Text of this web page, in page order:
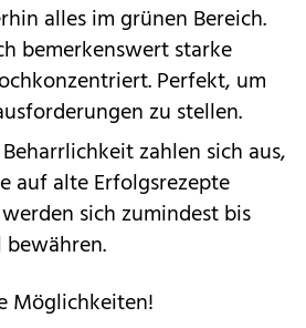
alles im grünen Bereich.
bemerkenswert starke
Perfekt, um
zu stellen.
zahlen sich aus,
auf alte Erfolgsrezepte
sich zumindest bis
bewähren.
Möglichkeiten!